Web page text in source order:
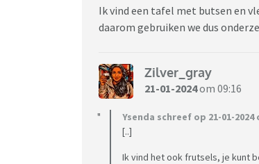
Ik vind een tafel met butsen en
daarom gebruiken we dus
Zilver_gray
21-01-2024om 09:16
Ysenda schreef op 21-01-2024
[..]
Ik vind het ook frutsels, je kunt